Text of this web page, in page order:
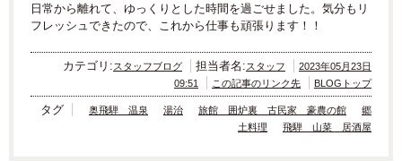
日常から離れて、ゆっくりとした時間を過ごせました。気分もリ
フレッシュできたので、これから仕事も頑張ります！！
カテゴリ:スタッフブログ 担当者名:スタッフ
2023年05月23日
09:51
この記事のリンク先 BLOGトップ
タグ 奥飛騨 温泉 湯治 旅館 囲炉裏 古民家 豪農の館
郷
土料理
飛騨 山菜 居酒屋